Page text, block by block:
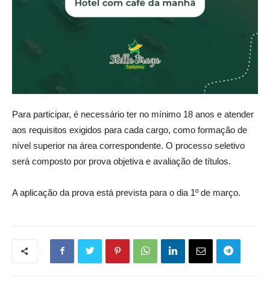
Para participar, é necessário ter no mínimo 18 anos e atender
aos requisitos exigidos para cada cargo, como formação de
nível superior na área correspondente. O processo seletivo
será composto por prova objetiva e avaliação de títulos.
A aplicação da prova está prevista para o dia 1º de março.